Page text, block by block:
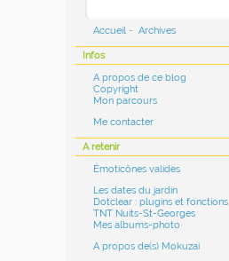
Accueil - Archives
Infos
A propos de ce blog
Copyright
Mon parcours
Me contacter
A retenir
Émoticônes valides
Les dates du jardin
Dotclear : plugins et fonctions
TNT Nuits-St-Georges
Mes albums-photo
A propos de(s) Mokuzai